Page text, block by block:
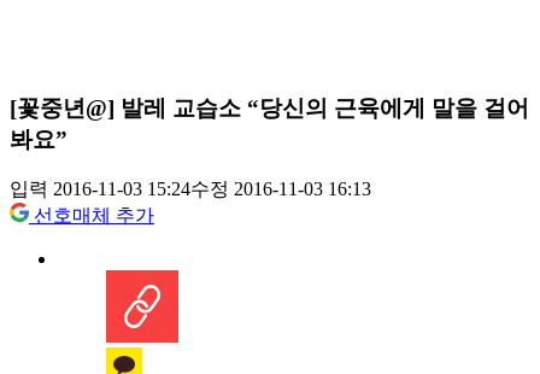
[꽃중년@] 발레 교습소 “당신의 근육에게 말을 걸어
봐요”
입력 2016-11-03 15:24수정 2016-11-03 16:13
선호매체 추가